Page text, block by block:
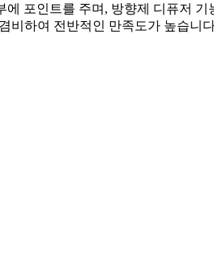
포인트를 주며, 방향제 디퓨저 기
비하여 전반적인 만족도가 높습니